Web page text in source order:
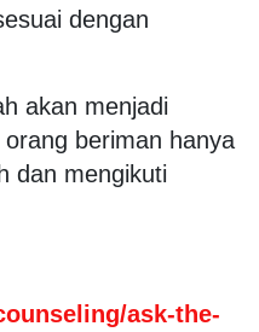
dengan
akan menjadi
beriman hanya
dan mengikuti
ask-the-